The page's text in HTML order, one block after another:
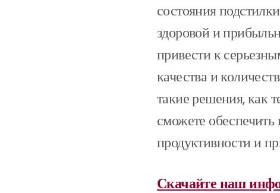
состояния
здоровой и
привести к
качества и
такие решения, как
сможете
продуктивности и
Скачайте наш